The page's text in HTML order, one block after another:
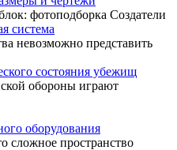
фотоподборка Создатели
система
невозможно представить
состояния убежищ
обороны играют
оборудования
сложное пространство